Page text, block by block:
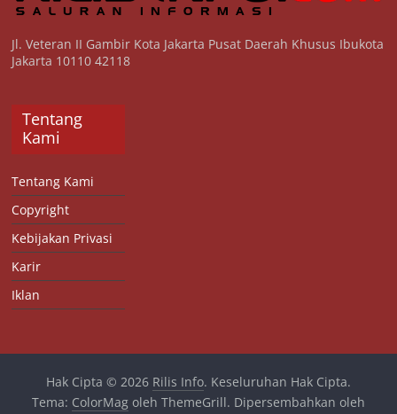
Jl. Veteran II Gambir Kota Jakarta Pusat Daerah Khusus Ibukota
Jakarta 10110 42118
Tentang
Kami
Tentang Kami
Copyright
Kebijakan Privasi
Karir
Iklan
Hak Cipta © 2026 Rilis Info. Keseluruhan Hak Cipta.
Tema: ColorMagoleh ThemeGrill. Dipersembahkan oleh